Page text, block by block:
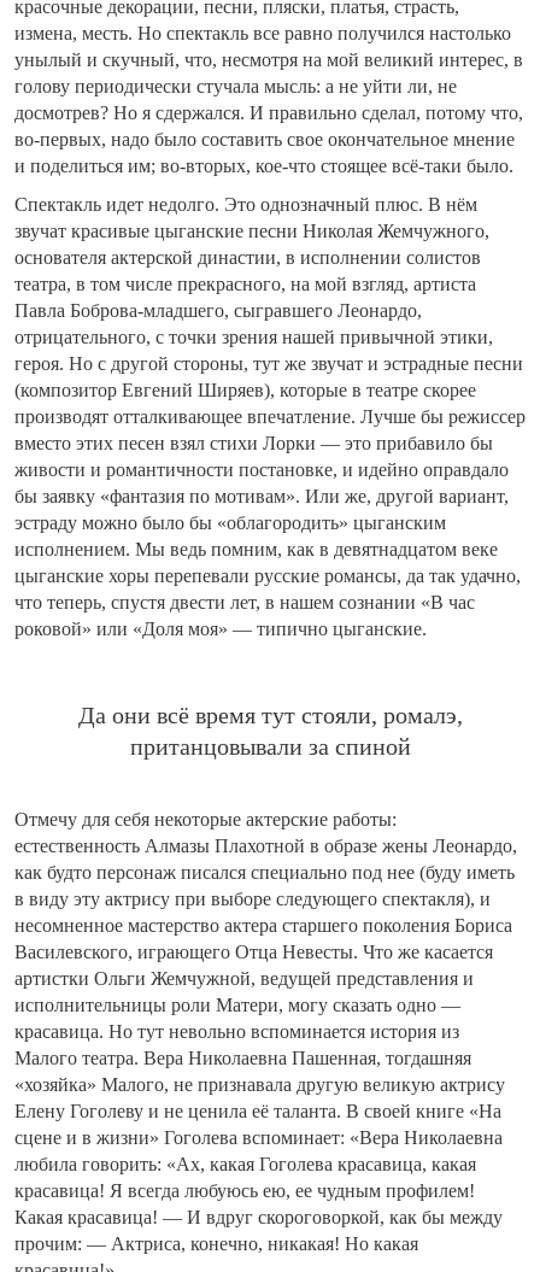
красочные декорации, песни, пляски, платья, страсть,
измена, месть. Но спектакль все равно получился настолько
унылый и скучный, что, несмотря на мой великий интерес, в
голову периодически стучала мысль: а не уйти ли, не
досмотрев? Но я сдержался. И правильно сделал, потому что,
во-первых, надо было составить свое окончательное мнение
и поделиться им; во-вторых, кое-что стоящее всё-таки было.
Спектакль идет недолго. Это однозначный плюс. В нём
звучат красивые цыганские песни Николая Жемчужного,
основателя актерской династии, в исполнении солистов
театра, в том числе прекрасного, на мой взгляд, артиста
Павла Боброва-младшего, сыгравшего Леонардо,
отрицательного, с точки зрения нашей привычной этики,
героя. Но с другой стороны, тут же звучат и эстрадные песни
(композитор Евгений Ширяев), которые в театре скорее
производят отталкивающее впечатление. Лучше бы режиссер
вместо этих песен взял стихи Лорки — это прибавило бы
живости и романтичности постановке, и идейно оправдало
бы заявку «фантазия по мотивам». Или же, другой вариант,
эстраду можно было бы «облагородить» цыганским
исполнением. Мы ведь помним, как в девятнадцатом веке
цыганские хоры перепевали русские романсы, да так удачно,
что теперь, спустя двести лет, в нашем сознании «В час
роковой» или «Доля моя» — типично цыганские.
Да они всё время тут стояли, ромалэ,
пританцовывали за спиной
Отмечу для себя некоторые актерские работы:
естественность Алмазы Плахотной в образе жены Леонардо,
как будто персонаж писался специально под нее (буду иметь
в виду эту актрису при выборе следующего спектакля), и
несомненное мастерство актера старшего поколения Бориса
Василевского, играющего Отца Невесты. Что же касается
артистки Ольги Жемчужной, ведущей представления и
исполнительницы роли Матери, могу сказать одно —
красавица. Но тут невольно вспоминается история из
Малого театра. Вера Николаевна Пашенная, тогдашняя
«хозяйка» Малого, не признавала другую великую актрису
Елену Гоголеву и не ценила её таланта. В своей книге «На
сцене и в жизни» Гоголева вспоминает: «Вера Николаевна
любила говорить: «Ах, какая Гоголева красавица, какая
красавица! Я всегда любуюсь ею, ее чудным профилем!
Какая красавица! — И вдруг скороговоркой, как бы между
прочим: — Актриса, конечно, никакая! Но какая